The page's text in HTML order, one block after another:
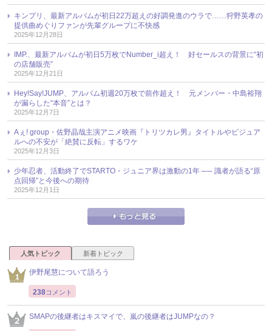
キンプリ、最新アルバムが初日22万超えの好調発進のウラで……狩野英孝の
提供曲めぐりファンが先輩グループに不快感
2025年12月28日
IMP.、最新アルバムが初日5万枚でNumber_i超え！ 好セールスの背景に“初
の店舗販売”
2025年12月21日
Hey!Say!JUMP、アルバム初週20万枚で前作超え！ 元メンバー・中島裕翔
が漏らした“本音”とは？
2025年12月7日
Aぇ! group・佐野晶哉主演アニメ映画『トリツカレ男』タイトルやビジュア
ルへの不安が「絶賛に反転」するワケ
2025年12月3日
少年忍者、活動終了でSTARTO・ジュニア界は激動の1年 ── 識者が語る“原
点回帰”と今後への期待
2025年12月1日
人気トピック 新着トピック
伊野尾慧について語ろう
238コメント
SMAPの後継者はキスマイで、嵐の後継者はJUMPなの？